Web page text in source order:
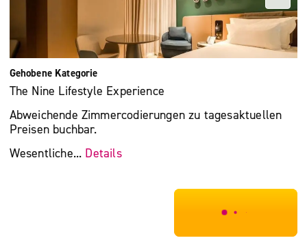
Gehobene Kategorie
The Nine Lifestyle Experience
Abweichende Zimmercodierungen zu tagesaktuellen
Preisen buchbar.
Wesentliche... Details
***************